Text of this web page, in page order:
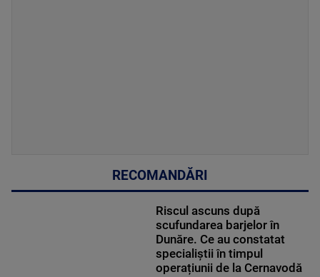
RECOMANDĂRI
Riscul ascuns după
scufundarea barjelor în
Dunăre. Ce au constatat
specialiștii în timpul
operațiunii de la Cernavodă